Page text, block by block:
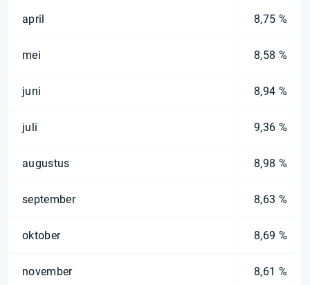
april 8,75 %
mei 8,58 %
juni 8,94 %
juli 9,36 %
augustus 8,98 %
september 8,63 %
oktober 8,69 %
november 8,61 %